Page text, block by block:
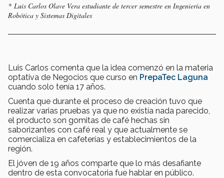
* Luis Carlos Olave Vera estudiante de tercer semestre en Ingeniería en
Robótica y Sistemas Digitales
Luis Carlos comenta que la idea comenzó en la materia
optativa de Negocios que curso en PrepaTec Laguna
cuando solo tenía 17 años.
Cuenta que durante el proceso de creación tuvo que
realizar varias pruebas ya que no existía nada parecido,
el producto son gomitas de café hechas sin
saborizantes con café real y que actualmente se
comercializa en cafeterías y establecimientos de la
región.
El jóven de 19 años comparte que lo más desafiante
dentro de esta convocatoria fue hablar en público.